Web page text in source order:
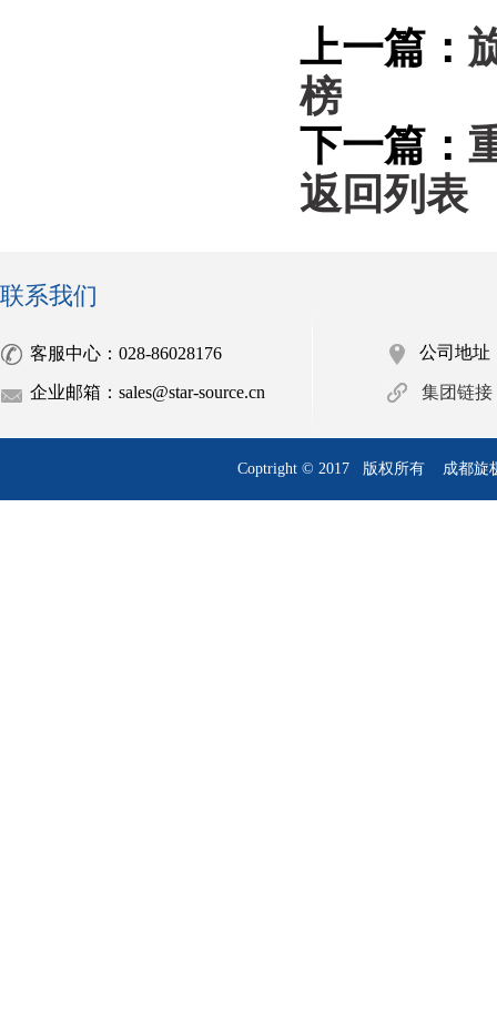
上一篇：
榜
下一篇：
返回列表
联系我们
客服中心：028-86028176
企业邮箱：sales@star-source.cn
公司地址
集团链接
Coptright © 2017 版权所有 成都旋